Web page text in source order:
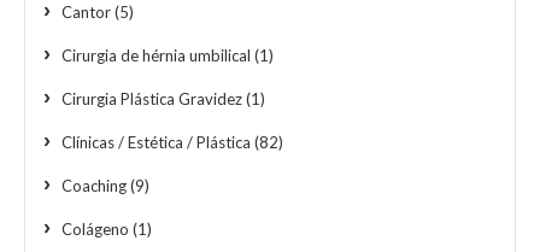
Cantor(5)
Cirurgia de hérnia umbilical (1)
Cirurgia Plástica Gravidez(1)
Clínicas / Estética / Plástica (82)
Coaching(9)
Colágeno (1)